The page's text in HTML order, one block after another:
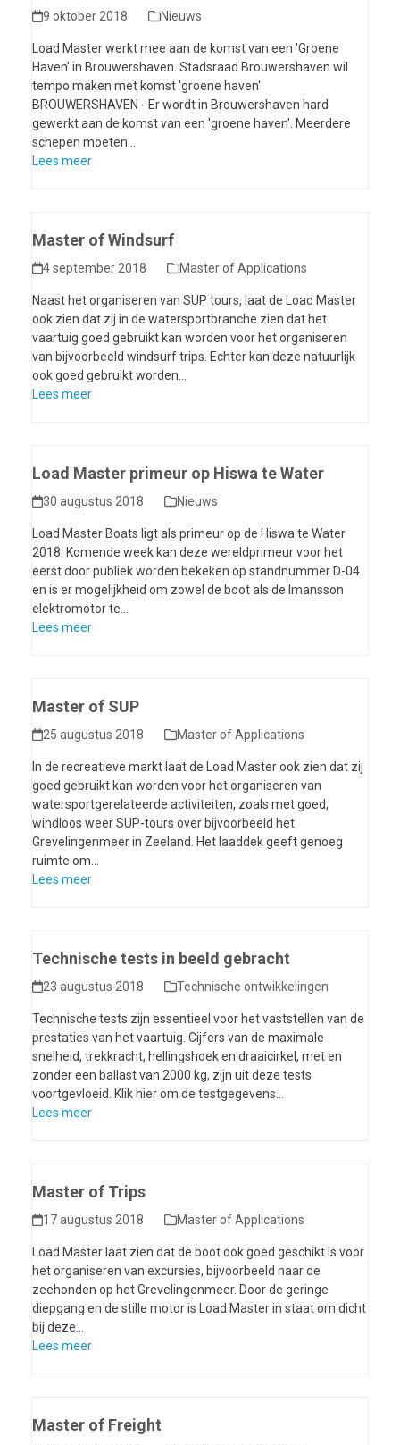
9 oktober 2018 Nieuws
Load Master werkt mee aan de komst van een 'Groene
Haven' in Brouwershaven. Stadsraad Brouwershaven wil
tempo maken met komst 'groene haven'
BROUWERSHAVEN - Er wordt in Brouwershaven hard
gewerkt aan de komst van een 'groene haven'. Meerdere
schepen moeten…
Lees meer
Master of Windsurf
4 september 2018 Master of Applications
Naast het organiseren van SUP tours, laat de Load Master
ook zien dat zij in de watersportbranche zien dat het
vaartuig goed gebruikt kan worden voor het organiseren
van bijvoorbeeld windsurf trips. Echter kan deze natuurlijk
ook goed gebruikt worden…
Lees meer
Load Master primeur op Hiswa te Water
30 augustus 2018 Nieuws
Load Master Boats ligt als primeur op de Hiswa te Water
2018. Komende week kan deze wereldprimeur voor het
eerst door publiek worden bekeken op standnummer D-04
en is er mogelijkheid om zowel de boot als de Imansson
elektromotor te…
Lees meer
Master of SUP
25 augustus 2018 Master of Applications
In de recreatieve markt laat de Load Master ook zien dat zij
goed gebruikt kan worden voor het organiseren van
watersportgerelateerde activiteiten, zoals met goed,
windloos weer SUP-tours over bijvoorbeeld het
Grevelingenmeer in Zeeland. Het laaddek geeft genoeg
ruimte om…
Lees meer
Technische tests in beeld gebracht
23 augustus 2018 Technische ontwikkelingen
Technische tests zijn essentieel voor het vaststellen van de
prestaties van het vaartuig. Cijfers van de maximale
snelheid, trekkracht, hellingshoek en draaicirkel, met en
zonder een ballast van 2000 kg, zijn uit deze tests
voortgevloeid. Klik hier om de testgegevens…
Lees meer
Master of Trips
17 augustus 2018 Master of Applications
Load Master laat zien dat de boot ook goed geschikt is voor
het organiseren van excursies, bijvoorbeeld naar de
zeehonden op het Grevelingenmeer. Door de geringe
diepgang en de stille motor is Load Master in staat om dicht
bij deze…
Lees meer
Master of Freight